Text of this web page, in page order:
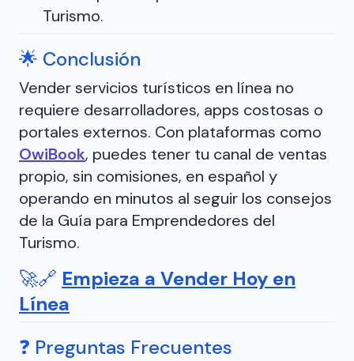
Turismo.
🌟 Conclusión
Vender servicios turísticos en línea no
requiere desarrolladores, apps costosas o
portales externos. Con plataformas como
OwiBook, puedes tener tu canal de ventas
propio, sin comisiones, en español y
operando en minutos al seguir los consejos
de la Guía para Emprendedores del
Turismo.
🚀🔗 Empieza a Vender Hoy en
Línea
❓ Preguntas Frecuentes